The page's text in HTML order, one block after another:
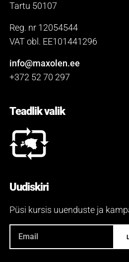
Tartu 50107
Reg. nr 12054544
VAT obl. EE101441296
info@maxolen.ee
+372 52 70 297
Teadlik valik
Uudiskiri
Püsi kursis uuenduste ja